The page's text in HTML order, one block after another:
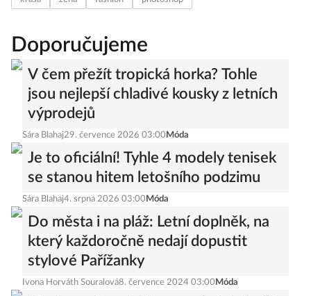
Doporučujeme
V čem přežít tropická horka? Tohle
jsou nejlepší chladivé kousky z letních
výprodejů
Sára Blahaj29. července 2026 03:00 Móda
Je to oficiální! Tyhle 4 modely tenisek
se stanou hitem letošního podzimu
Sára Blahaj4. srpna 2026 03:00 Móda
Do města i na pláž: Letní doplněk, na
který každoročně nedají dopustit
stylové Pařížanky
Ivona Horváth Souralová8. července 2024 03:00 Móda